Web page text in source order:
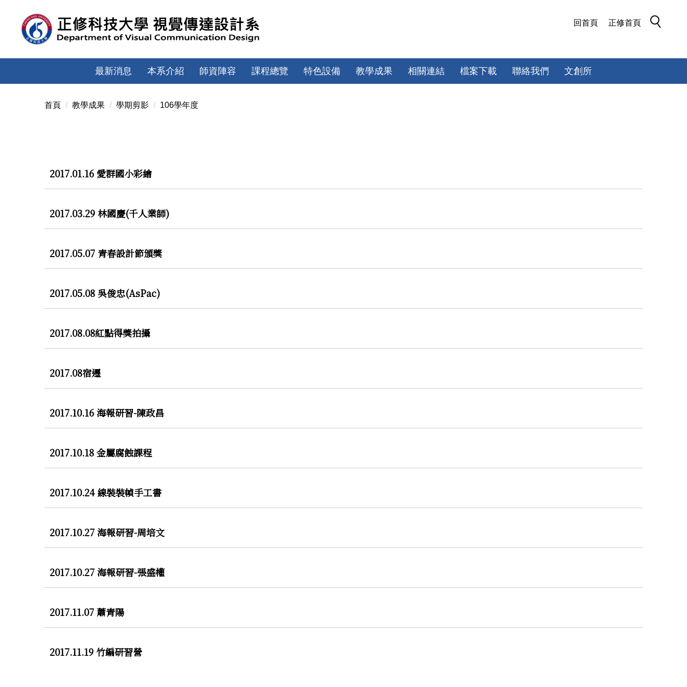
內
回首頁 正修首頁
最新消息 本系介紹 師資陣容 課程總覽 特色設備 教學成果 相關連結 檔案下載 聯絡我們 文創所
首頁 教學成果 學期剪影 106學年度
2017.01.16 愛群國小彩繪
2017.03.29 林國慶(千人業師)
2017.05.07 青春設計節頒獎
2017.05.08 吳俊忠(AsPac)
2017.08.08紅點得獎拍攝
2017.08宿遷
2017.10.16 海報研習-陳政昌
2017.10.18 金屬腐蝕課程
2017.10.24 線裝裝幀手工書
2017.10.27 海報研習-周培文
2017.10.27 海報研習-張盛權
2017.11.07 蕭青陽
2017.11.19 竹編研習營